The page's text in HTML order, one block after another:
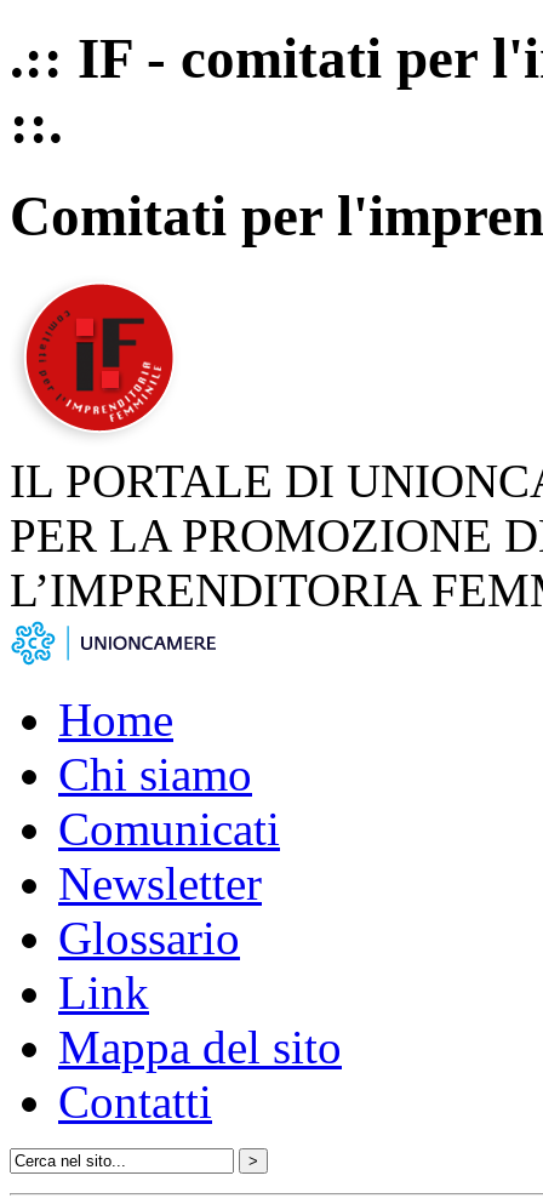
.:: IF - comitati per
::.
Comitati per
IL PORTALE DI
PER LA PROMOZIONE
L’IMPRENDITORIA
Home
Chi siamo
Comunicati
Newsletter
Glossario
Link
Mappa del sito
Contatti